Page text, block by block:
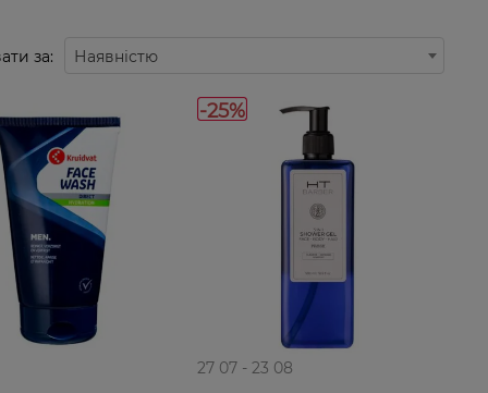
за: Наявністю
-25%
27 07 - 23 08